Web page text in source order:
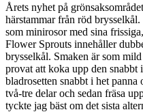
Årets nyhet på
härstammar från röd
som minirosor med sina
Flower Sprouts innehåller
brysselkål. Smaken är som
provat att koka upp den snabbt
bladrosetten snabbt i het
två-tre delar och sedan fräsa
tyckte jag bäst om det sista